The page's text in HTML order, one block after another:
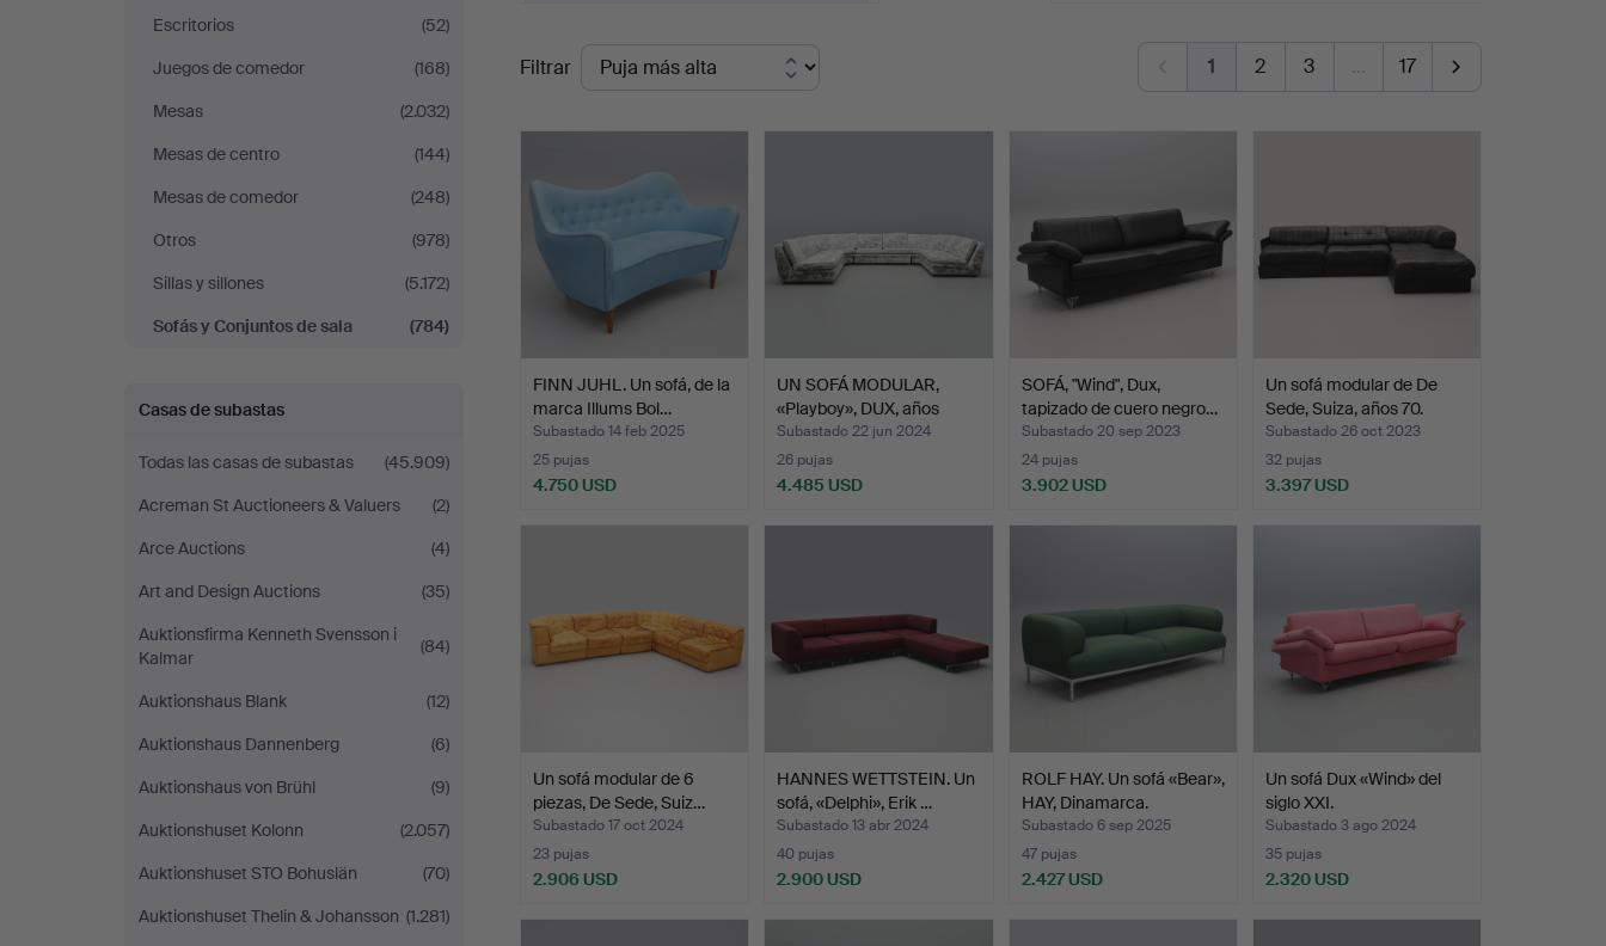
sala
en
Crafoord
Auktioner
Malmö
Escritorios
(52)
Juegos de comedor
(168)
Mesas
(2.032)
Mesas de centro
(144)
Mesas de comedor
(248)
Otros
(978)
Sillas y sillones
(5.172)
Sofás y Conjuntos de sala
(784)
Casas de subastas
Todas las casas de subastas
(45.909)
Acreman St Auctioneers & Valuers
(2)
Arce Auctions
(4)
Art and Design Auctions
(35)
Auktionsfirma Kenneth Svensson i
Kalmar
(84)
Auktionshaus Blank
(12)
Auktionshaus Dannenberg
(6)
Auktionshaus von Brühl
(9)
Auktionshuset Kolonn
(2.057)
Auktionshuset STO Bohuslän
(70)
Auktionshuset Thelin & Johansson (1.281)
Precios
de
remate
Filtrar 1 2 3 … 17
FINN JUHL. Un sofá, de la
marca Illums Bol…
Subastado 14 feb 2025
25 pujas
4.750 USD
UN SOFÁ MODULAR,
«Playboy», DUX, años
70/8…
Subastado 22 jun 2024
26 pujas
4.485 USD
SOFÁ, "Wind", Dux,
tapizado de cuero negro…
Subastado 20 sep 2023
24 pujas
3.902 USD
Un sofá modular de De
Sede, Suiza, años 70.
Subastado 26 oct 2023
32 pujas
3.397 USD
Un sofá modular de 6
piezas, De Sede, Suiz…
Subastado 17 oct 2024
23 pujas
2.906 USD
HANNES WETTSTEIN. Un
sofá, «Delphi», Erik …
Subastado 13 abr 2024
40 pujas
2.900 USD
ROLF HAY. Un sofá «Bear»,
HAY, Dinamarca.
Subastado 6 sep 2025
47 pujas
2.427 USD
Un sofá Dux «Wind» del
siglo XXI.
Subastado 3 ago 2024
35 pujas
2.320 USD